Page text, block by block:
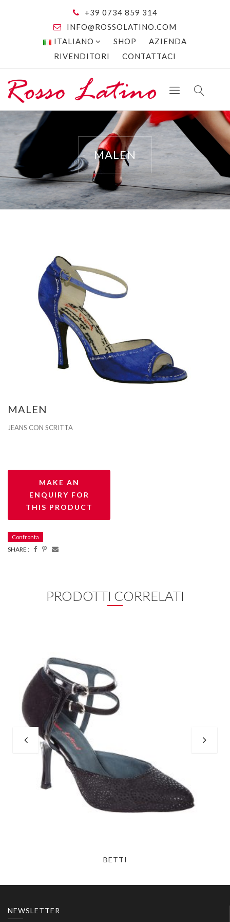
+39 0734 859 314
INFO@ROSSOLATINO.COM
ITALIANO
SHOP
AZIENDA
RIVENDITORI
CONTATTACI
MALEN
MALEN
JEANS CON SCRITTA
Confronta
SHARE :
PRODOTTI CORRELATI
BETTI
NEWSLETTER